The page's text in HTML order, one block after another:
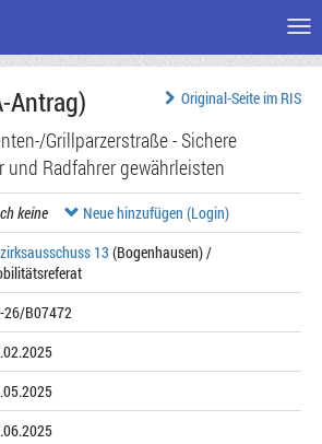
Original-Seite im RIS
Antrag)
Grillparzerstraße - Sichere
und Radfahrer gewährleisten
keine
Neue hinzufügen (Login)
13 (Bogenhausen) /
26/B07472